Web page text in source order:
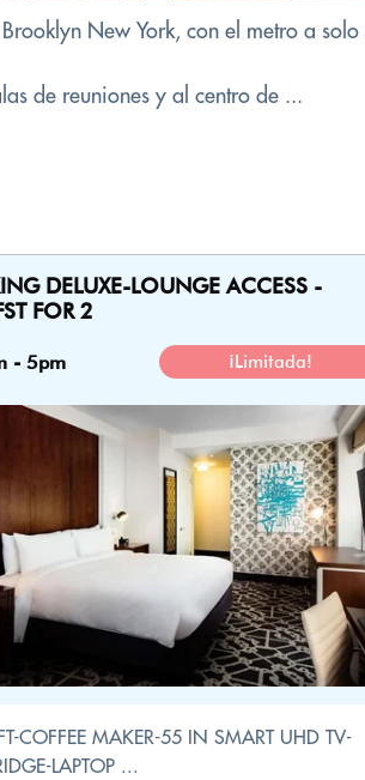
New York, con el metro a
de reuniones y al centro de ...
DELUXE-LOUNGE ACCESS -
FOR 2
- 5pm ¡Limitada!
COFFEE MAKER-55 IN SMART UHD TV-
LAPTOP ...